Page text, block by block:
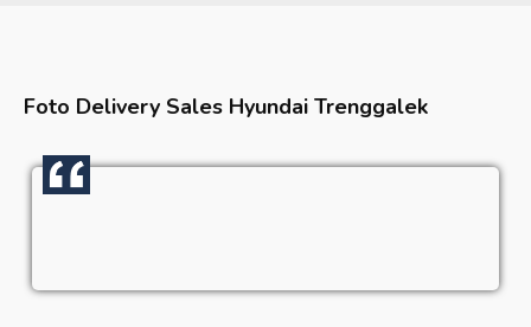
Foto Delivery Sales Hyundai Trenggalek